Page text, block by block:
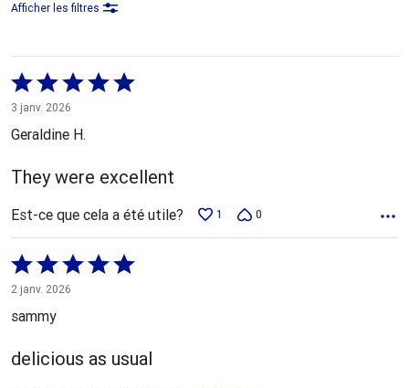
Afficher les filtres
Coté
5 sur
5
3 janv. 2026
Geraldine H.
They were excellent
Est-ce que cela a été utile? 1 0
Coté
5 sur
2 janv. 2026
sammy
delicious as usual